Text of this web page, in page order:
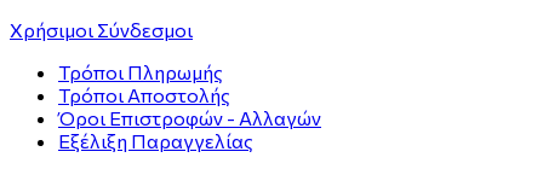
Χρήσιμοι Σύνδεσμοι
Τρόποι Πληρωμής
Τρόποι Αποστολής
Όροι Επιστροφών - Αλλαγών
Εξέλιξη Παραγγελίας